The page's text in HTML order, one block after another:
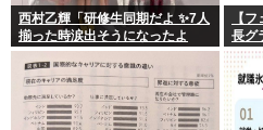
西村乙輝「研修生同期だよ ✨7人
揃った時涙出そうになったよ
ね」
【
長グ
むと
【鹿